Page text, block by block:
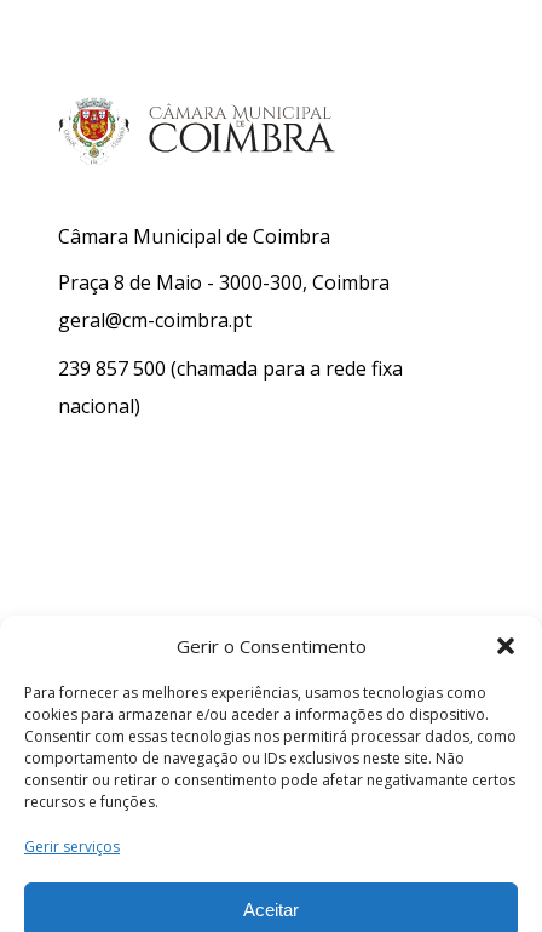
Gerir o Consentimento
Para fornecer as melhores experiências, usamos tecnologias como
cookies para armazenar e/ou aceder a informações do dispositivo.
Consentir com essas tecnologias nos permitirá processar dados, como
comportamento de navegação ou IDs exclusivos neste site. Não
consentir ou retirar o consentimento pode afetar negativamante certos
recursos e funções.
Gerir serviços
Aceitar
Câmara Municipal de Coimbra
Praça 8 de Maio - 3000-300, Coimbra
geral@cm-coimbra.pt
239 857 500 (chamada para a rede fixa
nacional)
Termos e Condições